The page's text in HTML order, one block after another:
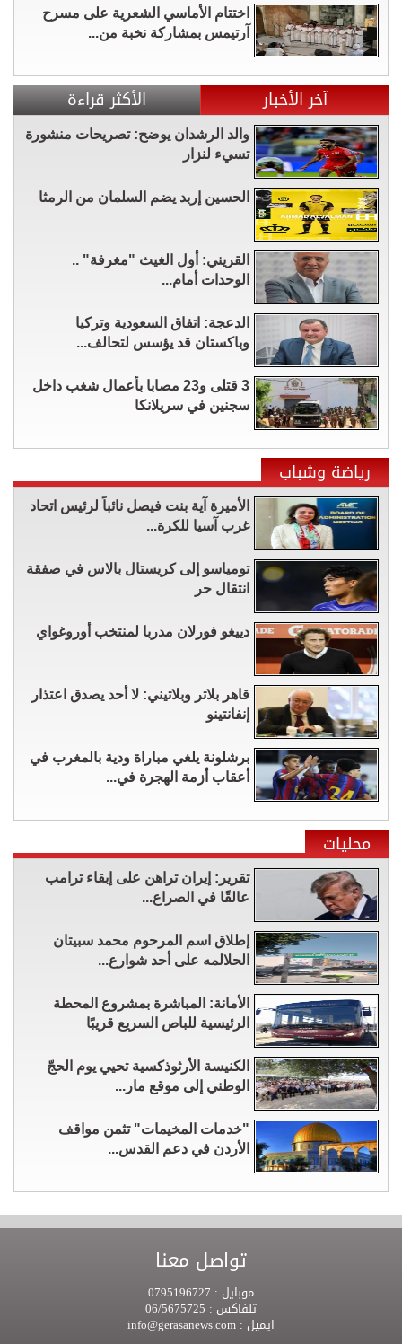
اختتام الأماسي الشعرية على مسرح
آرتيمس بمشاركة نخبة من...
آخر الأخبار الأكثر قراءة
والد الرشدان يوضح: تصريحات منشورة
تسيء لنزار
الحسين إربد يضم السلمان من الرمثا
القريني: أول الغيث "مغرفة" ..
الوحدات أمام...
الدعجة: اتفاق السعودية وتركيا
وباكستان قد يؤسس لتحالف...
3 قتلى و23 مصابا بأعمال شغب داخل
سجنين في سريلانكا
رياضة وشباب
الأميرة آية بنت فيصل نائباً لرئيس اتحاد
غرب آسيا للكرة...
تومياسو إلى كريستال بالاس في صفقة
انتقال حر
دييغو فورلان مدربا لمنتخب أوروغواي
قاهر بلاتر وبلاتيني: لا أحد يصدق اعتذار
إنفانتينو
برشلونة يلغي مباراة ودية بالمغرب في
أعقاب أزمة الهجرة في...
محليات
تقرير: إيران تراهن على إبقاء ترامب
عالقًا في الصراع...
إطلاق اسم المرحوم محمد سبيتان
الحلالمه على أحد شوارع...
الأمانة: المباشرة بمشروع المحطة
الرئيسية للباص السريع قريبًا
الكنيسة الأرثوذكسية تحيي يوم الحجّ
الوطني إلى موقع مار...
"خدمات المخيمات" تثمن مواقف
الأردن في دعم القدس...
تواصل معنا
موبايل :
تلفاكس :
ايميل :